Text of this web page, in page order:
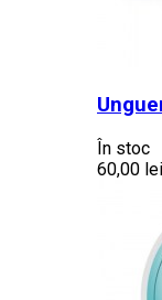
În stoc
60,00 lei